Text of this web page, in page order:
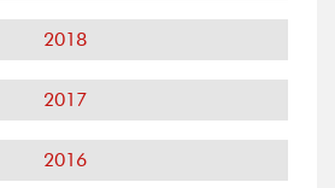
2018
2017
2016